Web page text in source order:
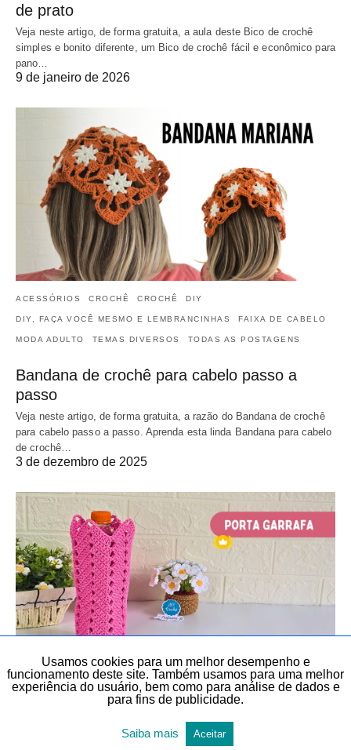
de prato
Veja neste artigo, de forma gratuita, a aula deste Bico de crochê
simples e bonito diferente, um Bico de crochê fácil e econômico para
pano…
9 de janeiro de 2026
ACESSÓRIOS CROCHÊ CROCHÊ DIY
DIY, FAÇA VOCÊ MESMO E LEMBRANCINHAS FAIXA DE CABELO
MODA ADULTO TEMAS DIVERSOS TODAS AS POSTAGENS
Bandana de crochê para cabelo passo a
passo
Veja neste artigo, de forma gratuita, a razão do Bandana de crochê
para cabelo passo a passo. Aprenda esta linda Bandana para cabelo
de crochê…
3 de dezembro de 2025
AULAS EXCLUSIVAS BOLSAS BOLSAS CROCHÊ CROCHÊ
PORTA GARRAFA DE ÁGUA TEMAS DIVERSOS
Usamos cookies para um melhor desempenho e
funcionamento deste site. Também usamos para uma melhor
experiência do usuário, bem como para análise de dados e
para fins de publicidade.
Saiba mais Aceitar